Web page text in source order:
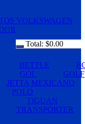
Total: $0.00
BETTLE
GOL
GOLF
JETTA MEXICANO
POLO
TIGUAN
TRANSPORTER